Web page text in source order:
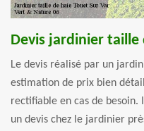
Devis jardinier taille
Le devis réalisé par un
estimation de prix bien
rectifiable en cas de
un devis chez le jardinier